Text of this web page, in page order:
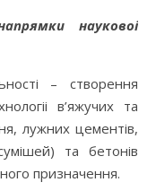
науковоі
– створення
в’яжучих та
лужних цементів,
та бетонів
призначення.